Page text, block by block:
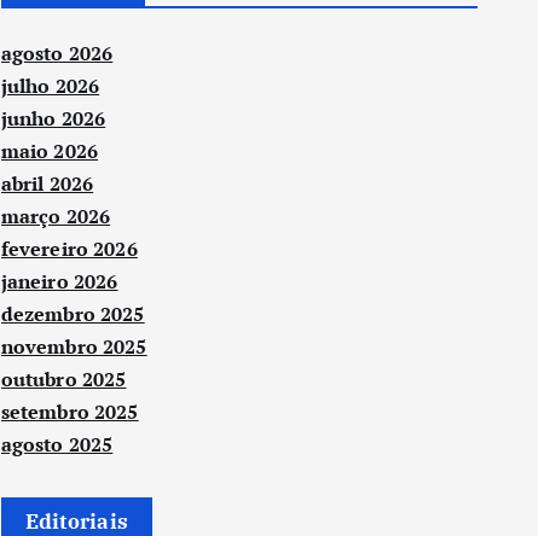
agosto 2026
julho 2026
junho 2026
maio 2026
abril 2026
março 2026
fevereiro 2026
janeiro 2026
dezembro 2025
novembro 2025
outubro 2025
setembro 2025
agosto 2025
Editoriais